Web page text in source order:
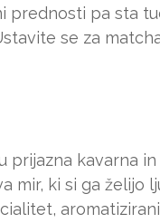
prednosti pa sta
se za
prijazna kavarna
mir, ki si ga želijo